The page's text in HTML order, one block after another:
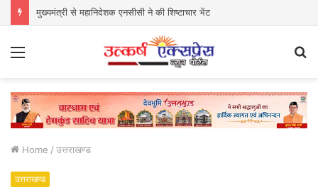
मुख्यमंत्री से महानिदेशक एनसीसी ने की शिष्टाचार भेंट
Home / उत्तराखण्ड
उत्तराखण्ड